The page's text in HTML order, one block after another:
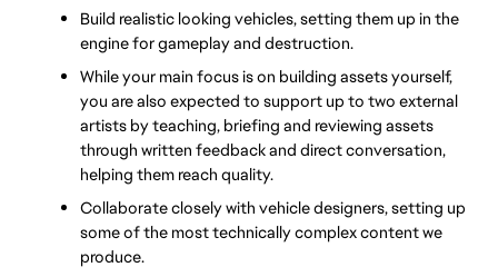
Build realistic looking vehicles, setting them up in the
engine for gameplay and destruction.
While your main focus is on building assets yourself,
you are also expected to support up to two external
artists by teaching, briefing and reviewing assets
through written feedback and direct conversation,
helping them reach quality.
Collaborate closely with vehicle designers, setting up
some of the most technically complex content we
produce.